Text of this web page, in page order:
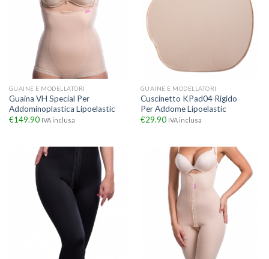
GUAINE E MODELLATORI
Guaina VH Special Per
Addominoplastica Lipoelastic
€149.90 IVA inclusa
GUAINE E MODELLATORI
Cuscinetto KPad04 Rigido
Per Addome Lipoelastic
€29.90 IVA inclusa